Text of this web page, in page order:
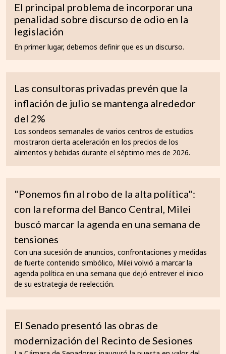
El principal problema de incorporar una
penalidad sobre discurso de odio en la
legislación
En primer lugar, debemos definir que es un discurso.
Las consultoras privadas prevén que la
inflación de julio se mantenga alrededor
del 2%
Los sondeos semanales de varios centros de estudios
mostraron cierta aceleración en los precios de los
alimentos y bebidas durante el séptimo mes de 2026.
"Ponemos fin al robo de la alta política":
con la reforma del Banco Central, Milei
buscó marcar la agenda en una semana de
tensiones
Con una sucesión de anuncios, confrontaciones y medidas
de fuerte contenido simbólico, Milei volvió a marcar la
agenda política en una semana que dejó entrever el inicio
de su estrategia de reelección.
El Senado presentó las obras de
modernización del Recinto de Sesiones